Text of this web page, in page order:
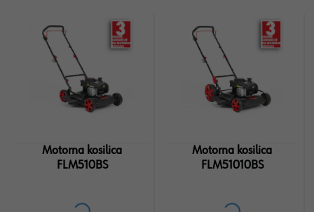
Motorna kosilica
FLM510BS
Motorna kosilica
FLM51010BS